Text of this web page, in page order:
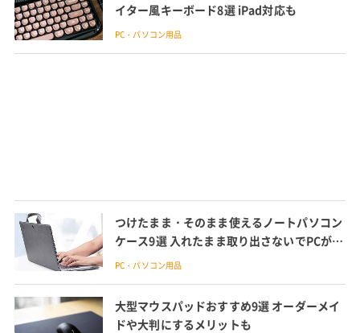
イター風キーボード8選 iPad対応も
PC・パソコン用品
つけたまま・そのまま使えるノートパソコン
ケース9選 入れたまま取り出さないでPCが使
える
PC・パソコン用品
大型マウスパッドおすすめ9選 オーダーメイ
ドや大判にするメリットも